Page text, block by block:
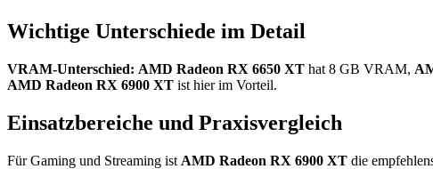
Wichtige Unterschiede im Detail
VRAM-Unterschied: AMD Radeon RX 6650 XT hat 8 GB VRAM,
AMD Radeon RX 6900 XT ist hier im Vorteil.
Einsatzbereiche und Praxisvergleich
Für Gaming und Streaming ist AMD Radeon RX 6900 XT die